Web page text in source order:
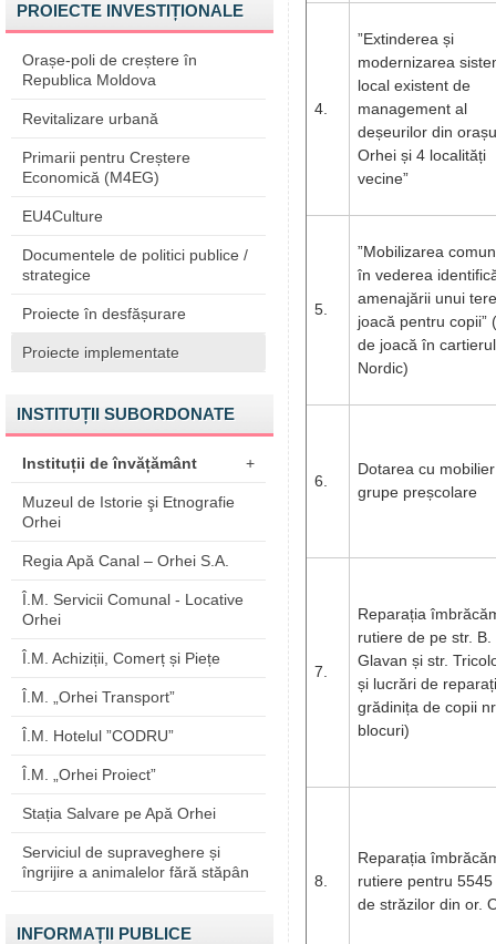
PROIECTE INVESTIȚIONALE
Orașe-poli de creștere în
Republica Moldova
Revitalizare urbană
Primarii pentru Creștere
Economică (M4EG)
EU4Culture
Documentele de politici publice /
strategice
Proiecte în desfășurare
Proiecte implementate
INSTITUȚII SUBORDONATE
Instituții de învățământ +
Muzeul de Istorie şi Etnografie
Orhei
Regia Apă Canal – Orhei S.A.
Î.M. Servicii Comunal - Locative
Orhei
Î.M. Achiziții, Comerț și Piețe
Î.M. „Orhei Transport”
Î.M. Hotelul ”CODRU”
Î.M. „Orhei Proiect”
Stația Salvare pe Apă Orhei
Serviciul de supraveghere și
îngrijire a animalelor fără stăpân
INFORMAȚII PUBLICE
4.
”Extinderea și
modernizarea
local existent de
management al
deșeurilor din
Orhei și 4 localități
vecine”
5.
”Mobilizarea
în vederea
amenajării unui
joacă pentru copii”
de joacă în cartierul
Nordic)
6.
Dotarea cu
grupe preșcolare
7.
Reparația
rutiere de pe str. B.
Glavan și str.
și lucrări de
grădinița de copii
blocuri)
8.
Reparația
rutiere pentru 5545
de străzilor din or.